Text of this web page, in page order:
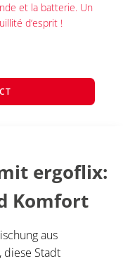
et la batterie. Un
d’esprit !
ergoflix:
Komfort
aus
diese Stadt